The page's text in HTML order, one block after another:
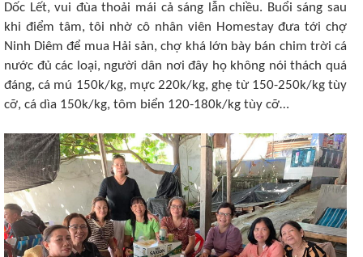
Dốc Lết, vui đùa thoải mái cả sáng lẫn chiều. Buổi sáng sau
khi điểm tâm, tôi nhờ cô nhân viên Homestay đưa tới chợ
Ninh Diêm để mua Hải sản, chợ khá lớn bày bán chim trời cá
nước đủ các loại, người dân nơi đây họ không nói thách quá
đáng, cá mú 150k/kg, mực 220k/kg, ghẹ từ 150-250k/kg tùy
cỡ, cá dìa 150k/kg, tôm biển 120-180k/kg tùy cỡ…